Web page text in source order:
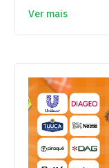
Ver mais